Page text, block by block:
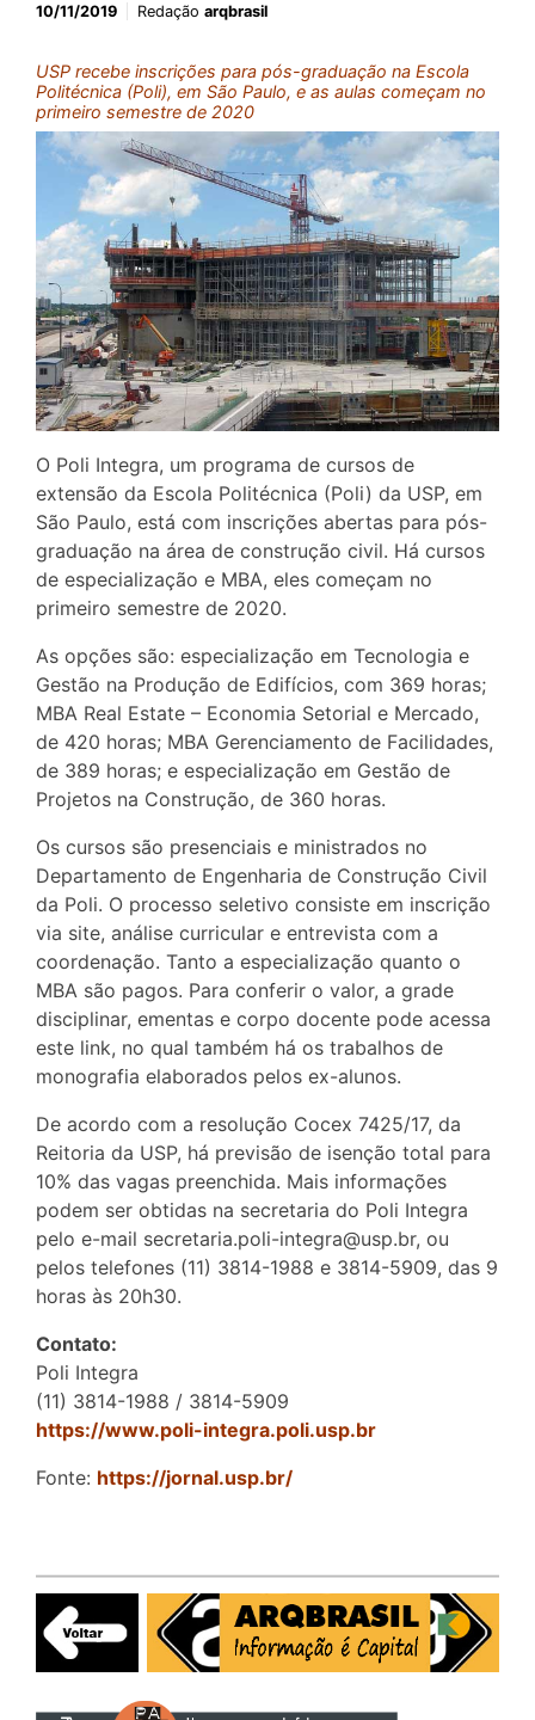
10/11/2019 Redação arqbrasil
USP recebe inscrições para pós-graduação na Escola
Politécnica (Poli), em São Paulo, e as aulas começam no
primeiro semestre de 2020
O Poli Integra, um programa de cursos de
extensão da Escola Politécnica (Poli) da USP, em
São Paulo, está com inscrições abertas para pós-
graduação na área de construção civil. Há cursos
de especialização e MBA, eles começam no
primeiro semestre de 2020.
As opções são: especialização em Tecnologia e
Gestão na Produção de Edifícios, com 369 horas;
MBA Real Estate – Economia Setorial e Mercado,
de 420 horas; MBA Gerenciamento de Facilidades,
de 389 horas; e especialização em Gestão de
Projetos na Construção, de 360 horas.
Os cursos são presenciais e ministrados no
Departamento de Engenharia de Construção Civil
da Poli. O processo seletivo consiste em inscrição
via site, análise curricular e entrevista com a
coordenação. Tanto a especialização quanto o
MBA são pagos. Para conferir o valor, a grade
disciplinar, ementas e corpo docente pode acessa
este link, no qual também há os trabalhos de
monografia elaborados pelos ex-alunos.
De acordo com a resolução Cocex 7425/17, da
Reitoria da USP, há previsão de isenção total para
10% das vagas preenchida. Mais informações
podem ser obtidas na secretaria do Poli Integra
pelo e-mail secretaria.poli-integra@usp.br, ou
pelos telefones (11) 3814-1988 e 3814-5909, das 9
horas às 20h30.
Contato:
Poli Integra
(11) 3814-1988 / 3814-5909
https://www.poli-integra.poli.usp.br
Fonte: https://jornal.usp.br/